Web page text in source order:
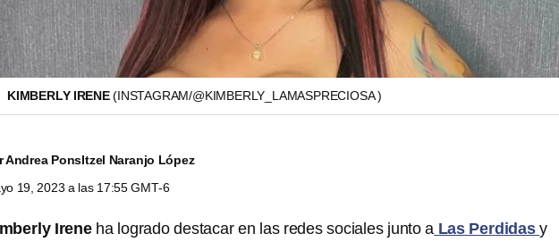
KIMBERLY IRENE(INSTAGRAM/@KIMBERLY_LAMASPRECIOSA )
Andrea PonsItzel Naranjo López
19, 2023 a las 17:55 GMT-6
Irene ha logrado destacar en las redes sociales junto a Las Perdidasy